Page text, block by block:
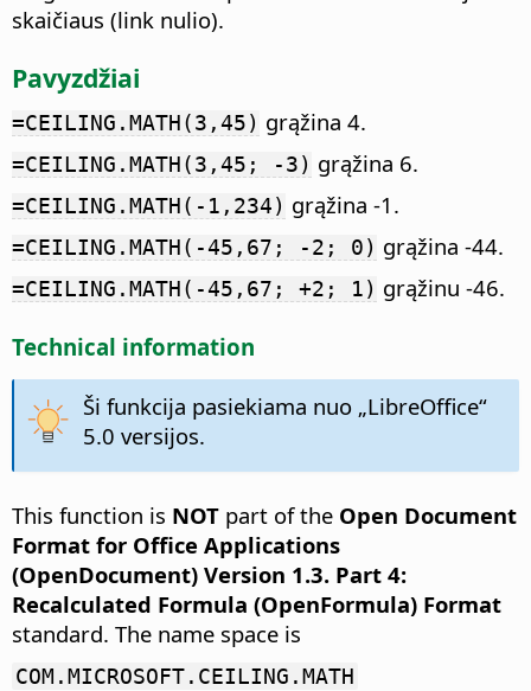
skaičiaus (link nulio).
Pavyzdžiai
=CEILING.MATH(3,45) grąžina 4.
=CEILING.MATH(3,45; -3) grąžina 6.
=CEILING.MATH(-1,234) grąžina -1.
=CEILING.MATH(-45,67; -2; 0) grąžina -44.
=CEILING.MATH(-45,67; +2; 1) grąžinu -46.
Technical information
Ši funkcija pasiekiama nuo „LibreOffice“
5.0 versijos.
This function is NOT part of the Open Document
Format for Office Applications
(OpenDocument) Version 1.3. Part 4:
Recalculated Formula (OpenFormula) Format
standard. The name space is
COM.MICROSOFT.CEILING.MATH